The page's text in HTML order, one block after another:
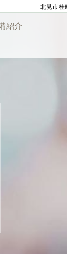
北見市桂
紹介